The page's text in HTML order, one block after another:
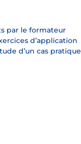
par le formateur
d’application
d’un cas pratique